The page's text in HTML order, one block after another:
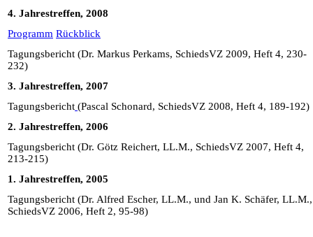
4. Jahrestreffen, 2008
Programm Rückblick
Tagungsbericht (Dr. Markus Perkams, SchiedsVZ 2009, Heft 4, 230-
232)
3. Jahrestreffen, 2007
Tagungsbericht (Pascal Schonard, SchiedsVZ 2008, Heft 4, 189-192)
2. Jahrestreffen, 2006
Tagungsbericht (Dr. Götz Reichert, LL.M., SchiedsVZ 2007, Heft 4,
213-215)
1. Jahrestreffen, 2005
Tagungsbericht (Dr. Alfred Escher, LL.M., und Jan K. Schäfer, LL.M.,
SchiedsVZ 2006, Heft 2, 95-98)